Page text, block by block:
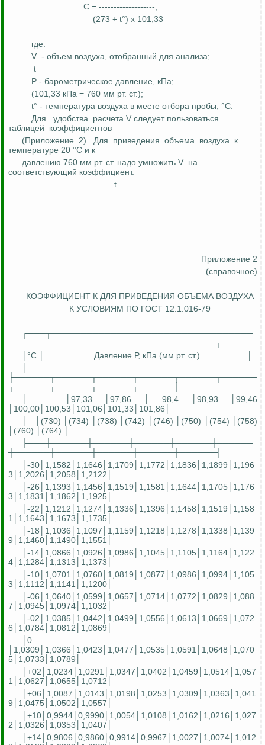
С = -------------------,
(273 + t°) х 101,33
где:
V - объем воздуха, отобранный для анализа;
t
Р - барометрическое давление, кПа;
(101,33 кПа = 760 мм рт. ст.);
t° - температура воздуха в месте отбора пробы, °С.
Для
удобства расчета V следует пользоваться
таблицей
коэффициентов
(Приложение 2). Для приведения объема воздуха к
температуре 20 °С и к
давлению 760 мм рт. ст. надо умножить V на
соответствующий коэффициент.
t
Приложение 2
(справочное)
КОЭФФИЦИЕНТ КДЛЯ ПРИВЕДЕНИЯ ОБЪЕМА ВОЗДУХА
К УСЛОВИЯМ ПО ГОСТ 12.1.016-79
┌───┬──────────────────────────────────
───────────────────────────────────┐
│°С │
Давление Р, кПа (мм рт. ст.)
├──────┬──────┬──────┬──────┬──────┬──────
┬──────┬──────┬──────┬──────┤
│97,33 │97,86 │ 98,4 │98,93 │99,46
│100,00│100,53│101,06│101,33│101,86│
│(730) │(734) │(738) │(742) │(746) │(750) │(754) │(758)
│(760) │(764) │
├───┼──────┼──────┼──────┼──────┼──────
┼──────┼──────┼──────┼──────┼──────┤
│-30│1,1582│1,1646│1,1709│1,1772│1,1836│1,1899│1,196
3│1,2026│1,2058│1,2122│
│-26│1,1393│1,1456│1,1519│1,1581│1,1644│1,1705│1,176
3│1,1831│1,1862│1,1925│
│-22│1,1212│1,1274│1,1336│1,1396│1,1458│1,1519│1,158
1│1,1643│1,1673│1,1735│
│-18│1,1036│1,1097│1,1159│1,1218│1,1278│1,1338│1,139
9│1,1460│1,1490│1,1551│
│-14│1,0866│1,0926│1,0986│1,1045│1,1105│1,1164│1,122
4│1,1284│1,1313│1,1373│
│-10│1,0701│1,0760│1,0819│1,0877│1,0986│1,0994│1,105
3│1,1112│1,1141│1,1200│
│-06│1,0640│1,0599│1,0657│1,0714│1,0772│1,0829│1,088
7│1,0945│1,0974│1,1032│
│-02│1,0385│1,0442│1,0499│1,0556│1,0613│1,0669│1,072
6│1,0784│1,0812│1,0869│
│0
│1,0309│1,0366│1,0423│1,0477│1,0535│1,0591│1,0648│1,070
5│1,0733│1,0789│
│+02│1,0234│1,0291│1,0347│1,0402│1,0459│1,0514│1,057
1│1,0627│1,0655│1,0712│
│+06│1,0087│1,0143│1,0198│1,0253│1,0309│1,0363│1,041
9│1,0475│1,0502│1,0557│
│+10│0,9944│0,9990│1,0054│1,0108│1,0162│1,0216│1,027
2│1,0326│1,0353│1,0407│
│+14│0,9806│0,9860│0,9914│0,9967│1,0027│1,0074│1,012